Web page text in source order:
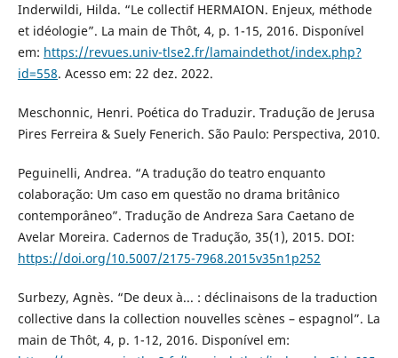
Inderwildi, Hilda. “Le collectif HERMAION. Enjeux, méthode
et idéologie”. La main de Thôt, 4, p. 1-15, 2016. Disponível
em: https://revues.univ-tlse2.fr/lamaindethot/index.php?
id=558. Acesso em: 22 dez. 2022.
Meschonnic, Henri. Poética do Traduzir. Tradução de Jerusa
Pires Ferreira & Suely Fenerich. São Paulo: Perspectiva, 2010.
Peguinelli, Andrea. “A tradução do teatro enquanto
colaboração: Um caso em questão no drama britânico
contemporâneo”. Tradução de Andreza Sara Caetano de
Avelar Moreira. Cadernos de Tradução, 35(1), 2015. DOI:
https://doi.org/10.5007/2175-7968.2015v35n1p252
Surbezy, Agnès. “De deux à... : déclinaisons de la traduction
collective dans la collection nouvelles scènes – espagnol”. La
main de Thôt, 4, p. 1-12, 2016. Disponível em: